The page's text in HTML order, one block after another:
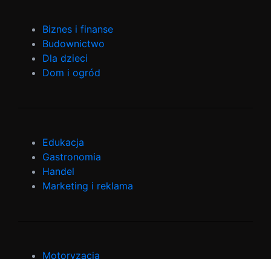
Biznes i finanse
Budownictwo
Dla dzieci
Dom i ogród
Edukacja
Gastronomia
Handel
Marketing i reklama
Motoryzacja